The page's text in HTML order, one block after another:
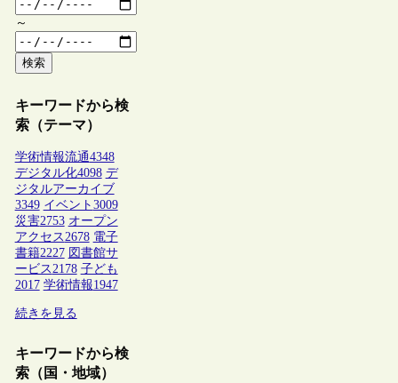
～
検索
キーワードから検
索（テーマ）
学術情報流通4348
デジタル化4098 デ
ジタルアーカイブ
3349 イベント 3009
災害2753 オープン
アクセス2678 電子
書籍2227 図書館サ
ービス2178 子ども
2017 学術情報1947
続きを見る
キーワードから検
索（国・地域）